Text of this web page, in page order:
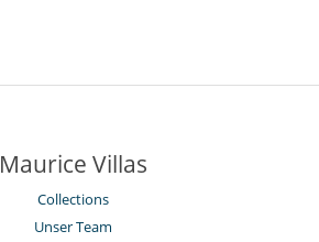
Maurice Villas
Collections
Unser Team